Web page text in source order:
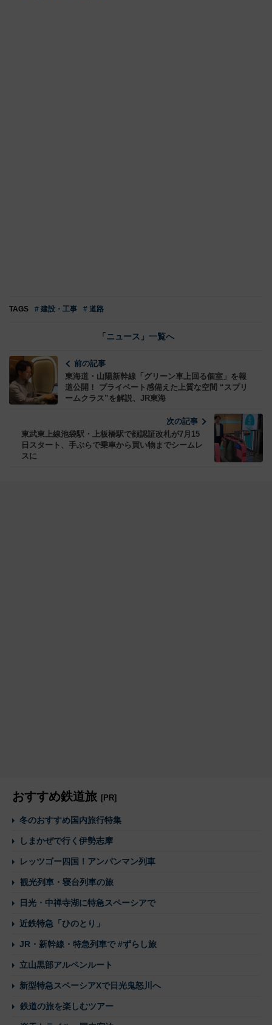
TAGS # 建設・工事 # 道路
「ニュース」一覧へ
前の記事
東海道・山陽新幹線「グリーン車上回る個室」を報
道公開！ プライベート感備えた上質な空間 “スプリ
ームクラス”を解説、JR東海
次の記事
東武東上線池袋駅・上板橋駅で顔認証改札が7月15
日スタート、手ぶらで乗車から買い物までシームレ
スに
おすすめ鉄道旅 [PR]
冬のおすすめ国内旅行特集
しまかぜで行く伊勢志摩
レッツゴー四国！アンパンマン列車
観光列車・寝台列車の旅
日光・中禅寺湖に特急スペーシアで
近鉄特急「ひのとり」
JR・新幹線・特急列車で #ずらし旅
立山黒部アルペンルート
新型特急スペーシアXで日光鬼怒川へ
鉄道の旅を楽しむツアー